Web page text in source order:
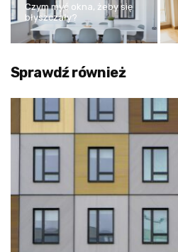
Czym myć okna, żeby się
błyszczały?
Sprawdź również